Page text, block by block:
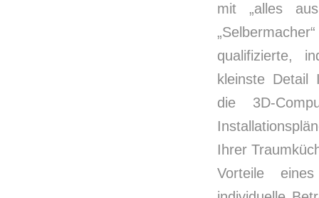
mit „alles
qualifizierte,
kleinste Detail
die 3D-
Ihrer
Vorteile